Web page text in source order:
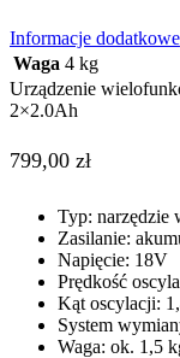
Informacje dodatkowe
Waga 4 kg
Urządzenie
2×2.0Ah
799,00 zł
Typ: narzędzie
Zasilanie:
Napięcie: 18V
Prędkość
Kąt oscylacji:
System
Waga: ok. 1,5